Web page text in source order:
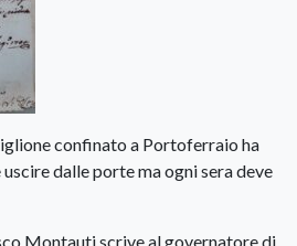
confinato a Portoferraio ha
dalle porte ma ogni sera deve
Montauti scrive al governatore di